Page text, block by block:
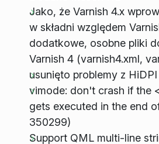
Jako, że Varnish 4.x
w składni względem
dodatkowe, osobne pliki
Varnish 4 (varnish4.xml,
usunięto problemy z HiDPI
vimode: don't crash if the
gets executed in the end
350299)
Support QML multi-line